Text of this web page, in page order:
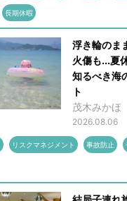
長期休暇
浮き輪のま
火傷も...夏
知るべき海
ト
茂木みかほ
2026.08.06
リスクマネジメント 事故防止